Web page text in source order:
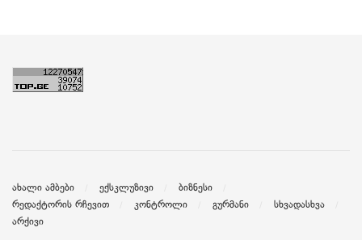
ახალი ამბები ექსკლუზივი
ბიზნესი
რედაქტორის რჩევით
კონტროლი გურმანი
სხვადასხვა
არქივი